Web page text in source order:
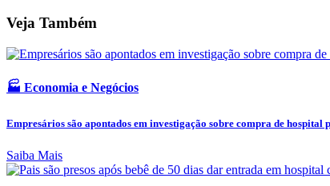
Veja Também
🏭 Economia e Negócios
Empresários são apontados em investigação sobre compra de hospital
Saiba Mais